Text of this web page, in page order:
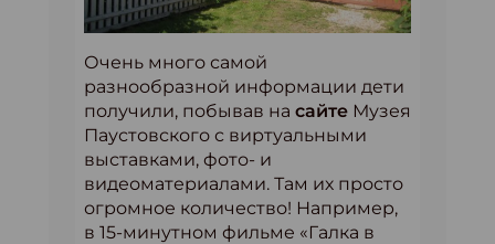
Очень много самой
разнообразной информации дети
получили, побывав на сайте Музея
Паустовского с виртуальными
выставками, фото- и
видеоматериалами. Там их просто
огромное количество! Например,
в 15-минутном фильме «Галка в